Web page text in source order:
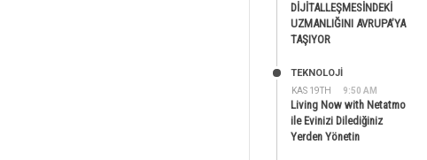
DİJİTALLEŞMESİNDEKİ
UZMANLIĞINI AVRUPA’YA
TAŞIYOR
KAS 19TH 9:50 AM
TEKNOLOJİ
Living Now with Netatmo
ile Evinizi Dilediğiniz
Yerden Yönetin